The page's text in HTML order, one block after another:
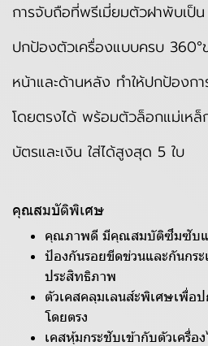
การจับถือที่พรีเมี่ยมตัวฝาพับเป็
ปกป้องตัวเครื่องแบบครบ 360°
หน้าและด้านหลัง ทำให้ปกป้องก
โดยตรงได้ พร้อมตัวล็อกแม่เหล็
บัตรและเงิน ใส่ได้สูงสุด 5 ใบ
คุณสมบัติพิเศษ
คุณภาพดี มีคุณสมบัติซึมซับแ
ป้องกันรอยขีดข่วนและกันกร
ประสิทธิภาพ
ตัวเคสคลุมเลนส์ะพิเศษเพื่อ
โดยตรง
เคสหุ้มกระชับเข้ากับตัวเครื่อ